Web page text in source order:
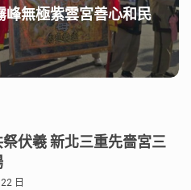
峰無極紫雲宮善心和民
伏羲 新北三重先嗇宮三
日